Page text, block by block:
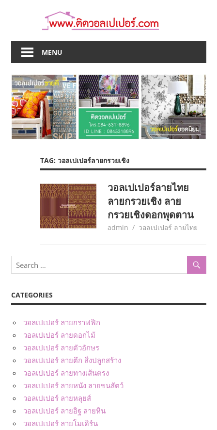
MENU
TAG: วอลเปเปอร์ลายกรวยเชิง
วอลเปเปอร์ลายไทย
ลายกรวยเชิง ลาย
กรวยเชิงดอกพุดตาน
May 29, 2017
admin วอลเปเปอร์ ลายไทย
CATEGORIES
วอลเปเปอร์ ลายกราฟฟิก
วอลเปเปอร์ ลายดอกไม้
วอลเปเปอร์ ลายตัวอักษร
วอลเปเปอร์ ลายตึก สิ่งปลูกสร้าง
วอลเปเปอร์ ลายทางเส้นตรง
วอลเปเปอร์ ลายหนัง ลายขนสัตว์
วอลเปเปอร์ ลายหลุยส์
วอลเปเปอร์ ลายอิฐ ลายหิน
วอลเปเปอร์ ลายโมเดิร์น